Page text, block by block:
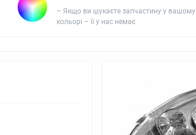
– Якщо ви шукаєте запчастину у вашому
кольорі – її у нас немає